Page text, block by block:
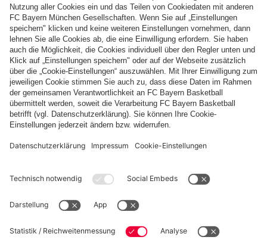
Zahlung & Lieferung
FC Bayern Store App
WIDERRUF
Datenschutz